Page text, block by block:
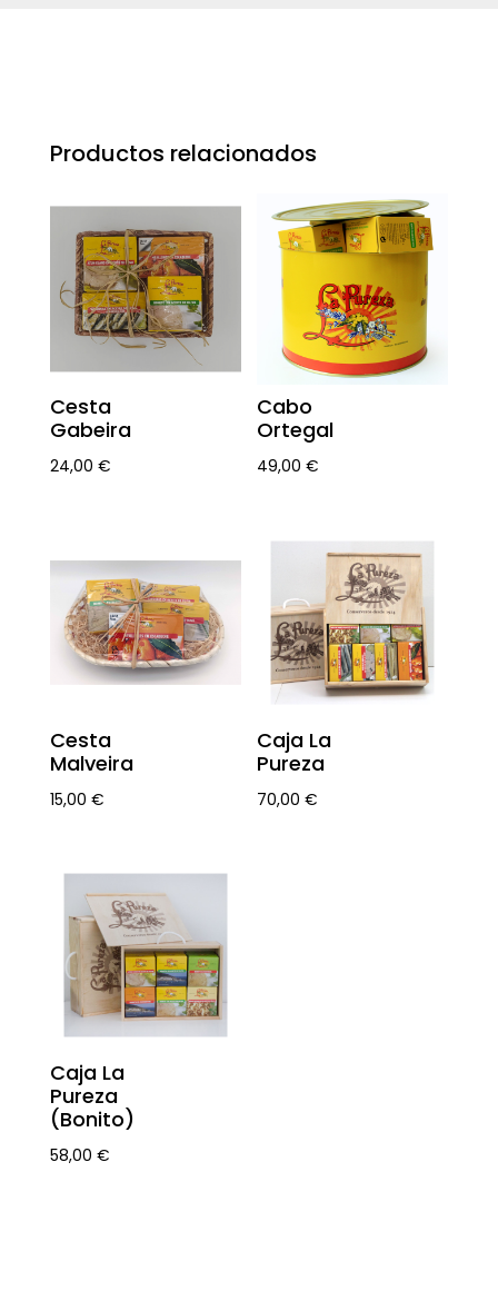
Productos relacionados
Cesta
Gabeira
24,00 €
Cabo
Ortegal
49,00€
Cesta
Malveira
15,00 €
Caja La
Pureza
70,00€
Caja La
Pureza
(Bonito)
58,00 €